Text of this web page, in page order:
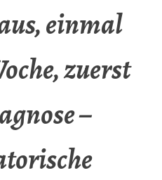
einmal
zuerst
–